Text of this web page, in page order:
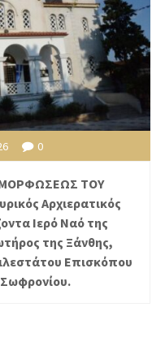
0
ΤΟΥ
Αρχιερατικός
Ιερό Ναό της
της Ξάνθης,
Επισκόπου